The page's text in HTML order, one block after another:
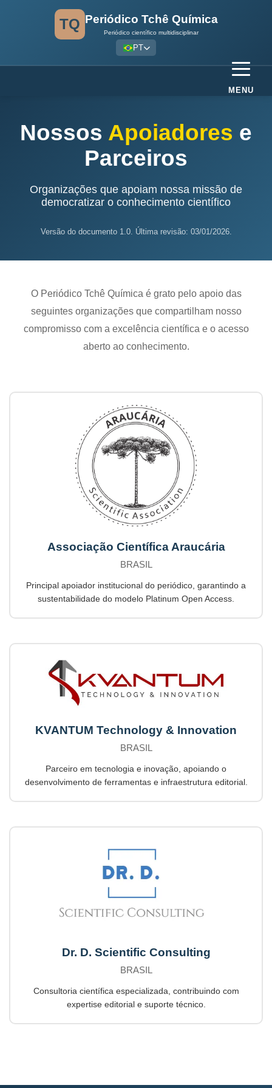
TQ Periódico Tchê Química
Periódico científico multidisciplinar
PT
MENU
Nossos Apoiadores e
Parceiros
Organizações que apoiam nossa missão de
democratizar o conhecimento científico
Versão do documento 1.0. Última revisão: 03/01/2026.
O Periódico Tchê Química é grato pelo apoio das
seguintes organizações que compartilham nosso
compromisso com a excelência científica e o acesso
aberto ao conhecimento.
Associação Científica Araucária
BRASIL
Principal apoiador institucional do periódico, garantindo a
sustentabilidade do modelo Platinum Open Access.
KVANTUM Technology & Innovation
BRASIL
Parceiro em tecnologia e inovação, apoiando o
desenvolvimento de ferramentas e infraestrutura editorial.
Dr. D. Scientific Consulting
BRASIL
Consultoria científica especializada, contribuindo com
expertise editorial e suporte técnico.